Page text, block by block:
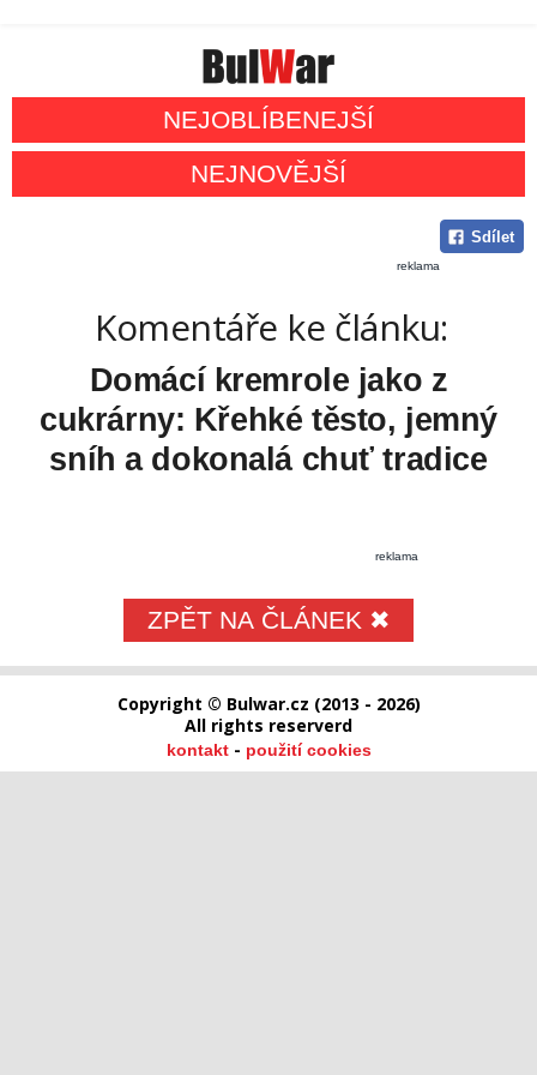
NEJOBLÍBENEJŠÍ
NEJNOVĚJŠÍ
Sdílet
reklama
Komentáře ke článku:
Domácí kremrole jako z
cukrárny: Křehké těsto, jemný
sníh a dokonalá chuť tradice
reklama
ZPĚT NA ČLÁNEK ✖
Copyright © Bulwar.cz (2013 - 2026)
All rights reserverd
kontakt- použití cookies